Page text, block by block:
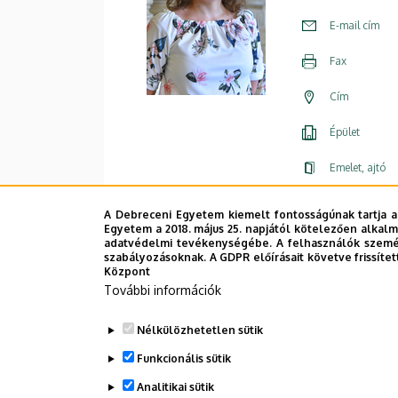
E-mail cím
Fax
Cím
Épület
Emelet, ajtó
A Debreceni Egyetem kiemelt fontosságúnak
Egyetem a 2018. május 25. napjától kötelezően
adatvédelmi tevékenységébe. A felhasználók
szabályozásoknak. A GDPR előírásait követve
Központ
További információk
Nélkülözhetetlen sütik
Funkcionális sütik
Analitikai sütik